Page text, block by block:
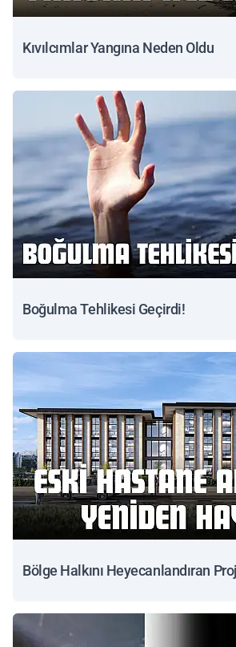
Kıvılcımlar Yangına Neden Oldu
Boğulma Tehlikesi Geçirdi!
Bölge Halkını Heyecanlandıran